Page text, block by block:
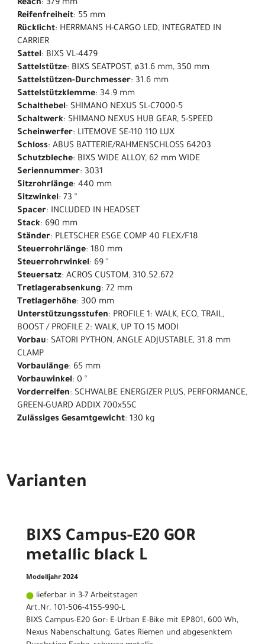
Reach: 379 mm
Reifenfreiheit: 55 mm
Rücklicht: HERRMANS H-CARGO LED, INTEGRATED IN
CARRIER
Sattel: BIXS VL-4479
Sattelstütze: BIXS SEATPOST, ø31.6 mm, 350 mm
Sattelstützen-Durchmesser: 31.6 mm
Sattelstützklemme: 34.9 mm
Schalthebel: SHIMANO NEXUS SL-C7000-5
Schaltwerk: SHIMANO NEXUS HUB GEAR, 5-SPEED
Scheinwerfer: LITEMOVE SE-110 110 LUX
Schloss: ABUS BATTERIE/RAHMENSCHLOSS 64203
Schutzbleche: BIXS WIDE ALLOY, 62 mm WIDE
Seriennummer: 3031
Sitzrohrlänge: 440 mm
Sitzwinkel: 73 °
Spacer: INCLUDED IN HEADSET
Stack: 690 mm
Ständer: PLETSCHER ESGE COMP 40 FLEX/F18
Steuerrohrlänge: 180 mm
Steuerrohrwinkel: 69 °
Steuersatz: ACROS CUSTOM, 310.52.672
Tretlagerabsenkung: 72 mm
Tretlagerhöhe: 300 mm
Unterstützungsstufen: PROFILE 1: WALK, ECO, TRAIL,
BOOST / PROFILE 2: WALK, UP TO 15 MODI
Vorbau: SATORI PYTHON, ANGLE ADJUSTABLE, 31.8 mm
CLAMP
Vorbaulänge: 65 mm
Vorbauwinkel: 0 °
Vorderreifen: SCHWALBE ENERGIZER PLUS, PERFORMANCE,
GREEN-GUARD ADDIX 700x55C
Zulässiges Gesamtgewicht: 130 kg
Varianten
BIXS Campus-E20 GOR
metallic black L
Modelljahr 2024
lieferbar in 3-7 Arbeitstagen
Art.Nr. 101-506-4155-990-L
BIXS Campus-E20 Gor: E-Urban E-Bike mit EP801, 600 Wh,
Nexus Nabenschaltung, Gates Riemen und abgesenktem